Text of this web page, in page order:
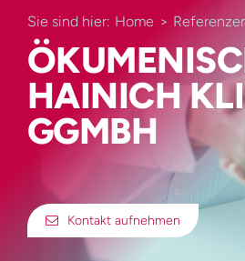
Sie sind hier: Home
HAINICH
GGMBH
Kontakt aufnehmen